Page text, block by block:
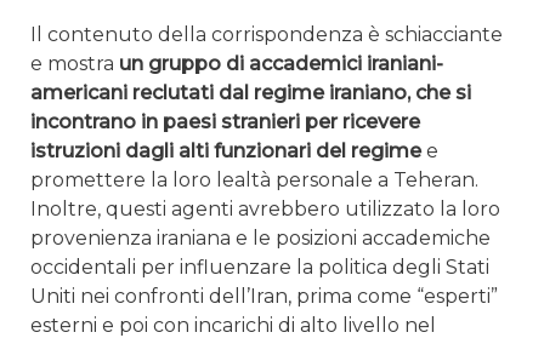
Il contenuto della corrispondenza è schiacciante
e mostra un gruppo di accademici iraniani-
americani reclutati dal regime iraniano, che si
incontrano in paesi stranieri per ricevere
istruzioni dagli alti funzionari del regimee
promettere la loro lealtà personale a Teheran.
Inoltre, questi agenti avrebbero utilizzato la loro
provenienza iraniana e le posizioni accademiche
occidentali per influenzare la politica degli Stati
Uniti nei confronti dell’Iran, prima come “esperti”
esterni e poi con incarichi di alto livello nel